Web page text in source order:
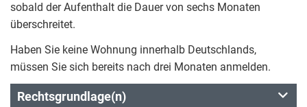
sobald der Aufenthalt die Dauer von sechs Monaten
überschreitet.
Haben Sie keine Wohnung innerhalb Deutschlands,
müssen Sie sich bereits nach drei Monaten anmelden.
Rechtsgrundlage(n)